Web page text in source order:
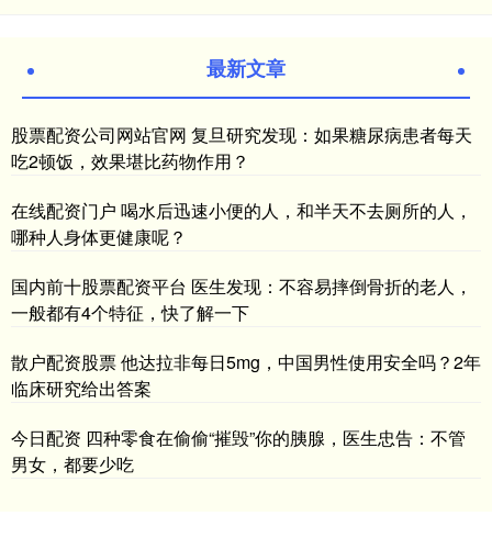
最新文章
股票配资公司网站官网 复旦研究发现：如果糖尿病患者每天
吃2顿饭，效果堪比药物作用？
在线配资门户 喝水后迅速小便的人，和半天不去厕所的人，
哪种人身体更健康呢？
国内前十股票配资平台 医生发现：不容易摔倒骨折的老人，
一般都有4个特征，快了解一下
散户配资股票 他达拉非每日5mg，中国男性使用安全吗？2年
临床研究给出答案
今日配资 四种零食在偷偷“摧毁”你的胰腺，医生忠告：不管
男女，都要少吃